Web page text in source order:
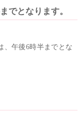
でとなります。
、午後6時半までとな